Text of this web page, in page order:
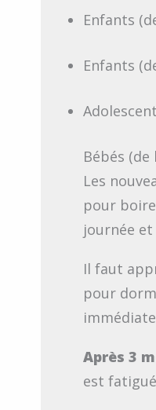
Enfants
Enfants
Bébés (de
Les
pour
journée et
Il faut
pour
Après 3
est